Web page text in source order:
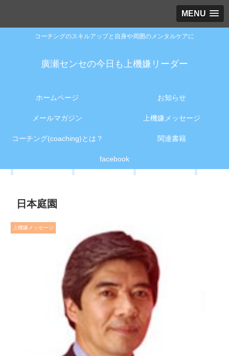
MENU
コーチングのスキルアップと自身や周囲のメンタルケアに
廣瀬センセの今日も上機嫌リーダー
ホームページ お知らせ
メールマガジン 上機嫌メッセージ
コーチング(coaching)とは？ 関連書籍
facebook
日本庭園
上機嫌メッセージ